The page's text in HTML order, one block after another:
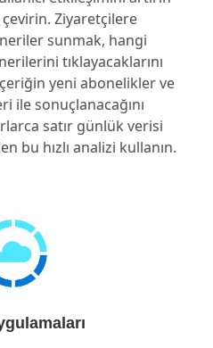
Ziyaretçilere
sunmak, hangi
tıklayacaklarını
yeni abonelikler ve
ile sonuçlanacağını
satır günlük verisi
bu hızlı analizi kullanın.